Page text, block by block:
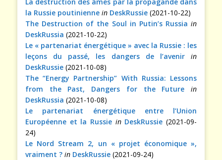
la Russie poutinienne in DeskRussie (2021-10-22)
The Destruction of the Soul in Putin’s Russia in
DeskRussia (2021-10-22)
Le « partenariat énergétique » avec la Russie : les
leçons du passé, les dangers de l’avenir
in
DeskRussie (2021-10-08)
The “Energy Partnership” With Russia: Lessons
from the Past, Dangers for the Future
in
DeskRussia (2021-10-08)
Le partenariat énergétique entre l’Union
Européenne et la Russie in DeskRussie (2021-09-
24)
Le Nord Stream 2, un « projet économique »,
vraiment ? in DeskRussie (2021-09-24)